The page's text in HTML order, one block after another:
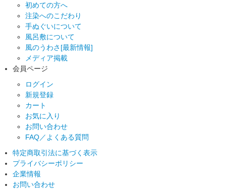
初めての方へ
注染へのこだわり
手ぬぐいについて
風呂敷について
風のうわさ[最新情報]
メディア掲載
会員ページ
ログイン
新規登録
カート
お気に入り
お問い合わせ
FAQ／よくある質問
特定商取引法に基づく表示
プライバシーポリシー
企業情報
お問い合わせ